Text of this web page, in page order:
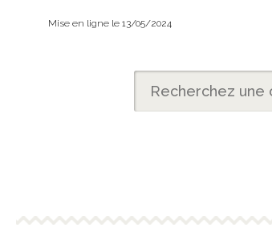
Mise en ligne le 13/05/2024